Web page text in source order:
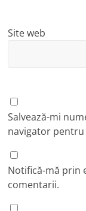
Site web
Salvează-mi
navigator
Notifică-mă prin
comentarii.